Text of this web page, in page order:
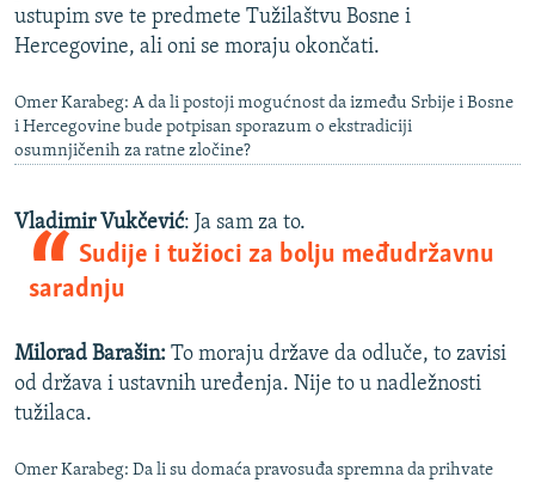
ustupim sve te predmete Tužilaštvu Bosne i
Hercegovine, ali oni se moraju okončati.
Omer Karabeg: A da li postoji mogućnost da između Srbije i Bosne
i Hercegovine bude potpisan sporazum o ekstradiciji
osumnjičenih za ratne zločine?
Vladimir Vukčević: Ja sam za to.
Sudije i tužioci za bolju međudržavnu
saradnju
Milorad Barašin: To moraju države da odluče, to zavisi
od država i ustavnih uređenja. Nije to u nadležnosti
tužilaca.
Omer Karabeg: Da li su domaća pravosuđa spremna da prihvate